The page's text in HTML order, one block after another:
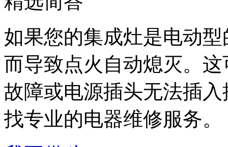
如果您的集成灶是电动
而导致点火自动熄灭。
故障或电源插头无法插
找专业的电器维修服务。